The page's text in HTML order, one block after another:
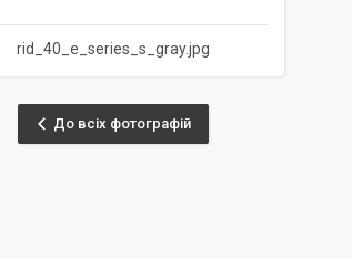
rid_40_e_series_s_gray.jpg
До всіх фотографій